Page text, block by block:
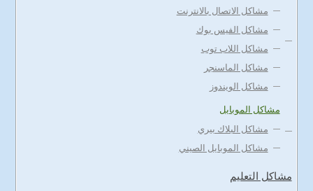
مشاكل الاتصال بالانترنت
مشاكل الفيس بوك
مشاكل اللاب توب
مشاكل الماسنجر
مشاكل الويندوز
مشاكل الموبايل
مشاكل البلاك بيري
مشاكل الموبايل الصيني
مشاكل التعليم